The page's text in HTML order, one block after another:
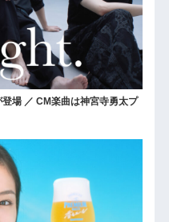
場 ／ CM楽曲は神宮寺勇太プ